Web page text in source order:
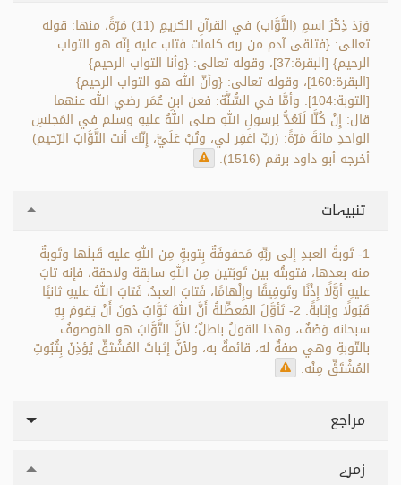
وَرَدَ ذِكْرُ اسمِ (التَّوَّاب) في القرآنِ الكريمِ (11) مَرّةً، منها: قوله
تعالى: {فتلقى آدم من ربه كلمات فتاب عليه إنّه هو التواب
الرحيم} [البقرة:37]، وقوله تعالى: {وأنا التواب الرحيم}
[البقرة:160]، وقوله تعالى: {وأنّ الله هو التواب الرحيم}
[التوبة:104]. وأمَّا في السُّنَّة: فعن ابنِ عُمَر رضي الله عنهما
قال: إِنْ كُنَّا لَنَعُدُّ لِرسولِ اللهِ صلى اللهُ عليهِ وسلم في المَجلسِ
الواحدِ مائةَ مَرّةً: (ربِّ اغفِر لي، وتُبْ عَلَيَّ، إِنّك أنت التَّوَّابُ الرّحيم)
أخرجه أبو داود برقم (1516).
تنبیہات
1- تَوبةُ العبدِ إلى ربِّهِ مَحفوفَةٌ بِتوبةٍ مِن اللهِ عليه قَبلَها وتَوبةٌ
منه بعدها، فتوبتُه بين تَوبَتين مِن اللهِ سابِقة ولاحقة، فإنه تابَ
عليهِ أوَّلًا إِذْنًا وتَوفِيقًا وإِلْهامًا، فَتابَ العبدُ، فَتابَ اللهُ عليهِ ثانيًا
قَبُولًا وإثابةً. 2- تَأوَّلَ المُعطِّلةُ أَنَّ اللهَ تَوَّابٌ دُونَ أَنْ يَقومَ بِهِ
سبحانه وَصْفٌ، وهذا القولُ باطلٌ؛ لأنَّ التَّوَّابَ هو المَوصوفُ
بالتّوبةِ وهي صفةٌ له، قائمةٌ به، ولأنَّ إثباتَ المُشْتَقِّ يُؤذِنُ بِثُبُوتِ
المُشْتَقِّ مِنْه.
مراجع
زمرے